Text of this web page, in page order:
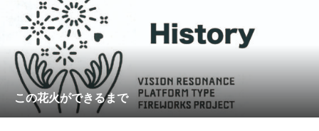
この花火ができるまで